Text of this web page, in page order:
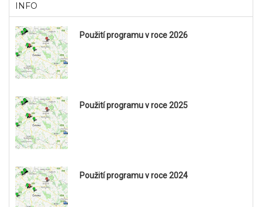
INFO
Použití programu v roce 2026
Použití programu v roce 2025
Použití programu v roce 2024